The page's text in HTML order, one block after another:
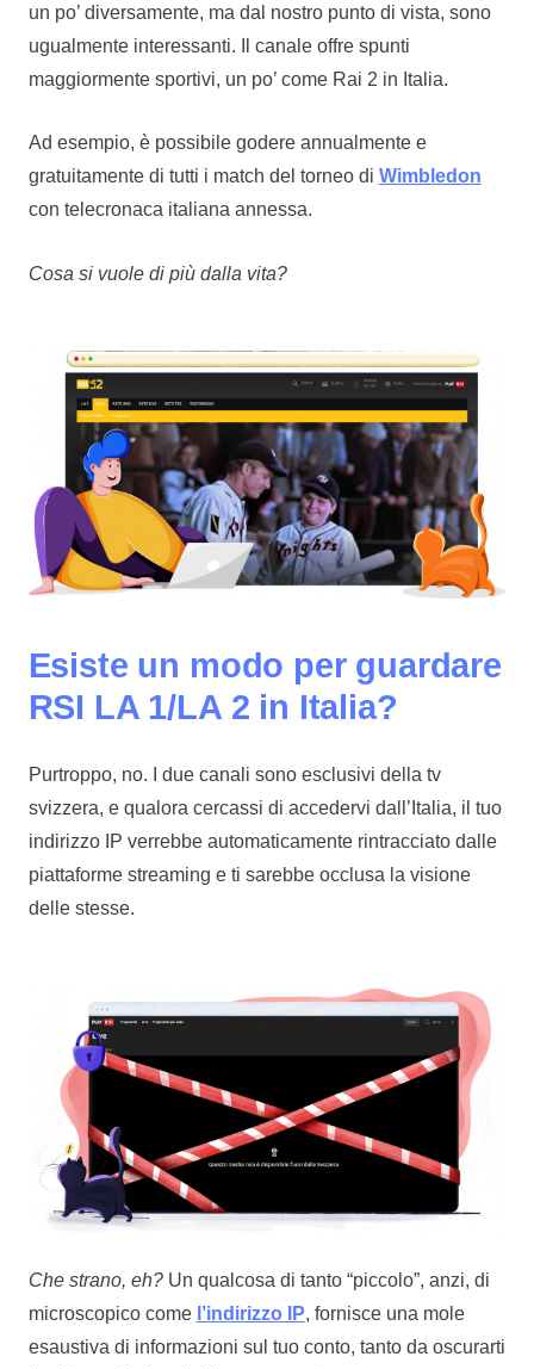
un po’ diversamente, ma dal nostro punto di vista, sono
ugualmente interessanti. Il canale offre spunti
maggiormente sportivi, un po’ come Rai 2 in Italia.
Ad esempio, è possibile godere annualmente e
gratuitamente di tutti i match del torneo di Wimbledon
con telecronaca italiana annessa.
Cosa si vuole di più dalla vita?
Esiste un modo per guardare
RSI LA 1/LA 2 in Italia?
Purtroppo, no. I due canali sono esclusivi della tv
svizzera, e qualora cercassi di accedervi dall’Italia, il tuo
indirizzo IP verrebbe automaticamente rintracciato dalle
piattaforme streaming e ti sarebbe occlusa la visione
delle stesse.
Che strano, eh?Un qualcosa di tanto “piccolo”, anzi, di
microscopico come l’indirizzo IP, fornisce una mole
esaustiva di informazioni sul tuo conto, tanto da oscurarti